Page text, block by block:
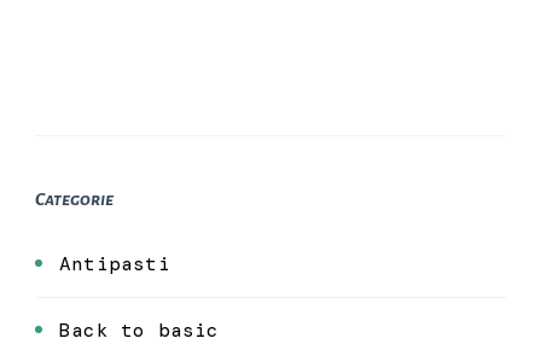
Categorie
Antipasti
Back to basic